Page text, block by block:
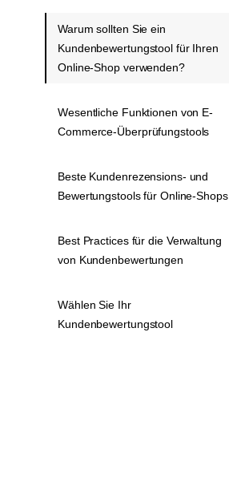
Warum sollten Sie ein
Kundenbewertungstool für Ihren
Online-Shop verwenden?
Wesentliche Funktionen von E-
Commerce-Überprüfungstools
Beste Kundenrezensions- und
Bewertungstools für Online-Shops
Best Practices für die Verwaltung
von Kundenbewertungen
Wählen Sie Ihr
Kundenbewertungstool